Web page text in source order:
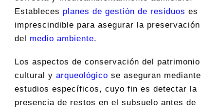
Estableces planes de gestión de residuos es
imprescindible para asegurar la preservación
del medio ambiente.
Los aspectos de conservación del patrimonio
cultural y arqueológico se aseguran mediante
estudios específicos, cuyo fin es detectar la
presencia de restos en el subsuelo antes de